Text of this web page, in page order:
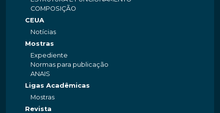
COMPOSIÇÃO
CEUA
Notícias
Mostras
Expediente
Normas para publicação
ANAIS
Ligas Acadêmicas
Mostras
Revista